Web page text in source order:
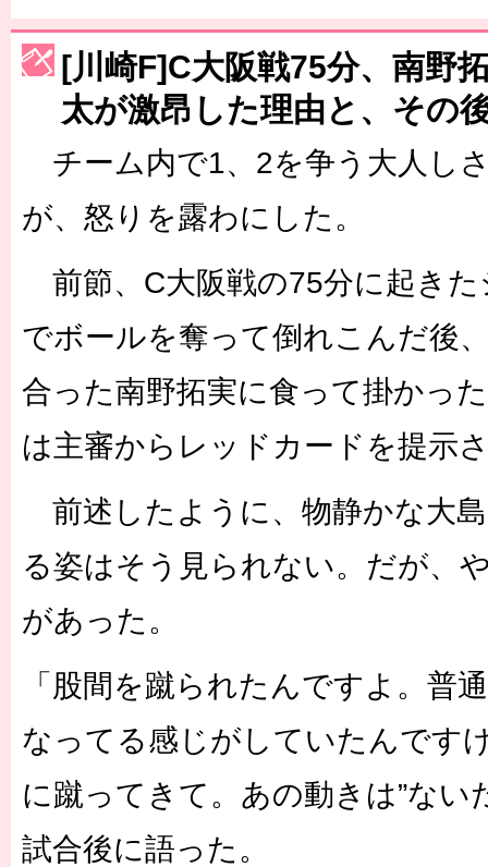
［3223号］一丸。日本出陣
［3222号］史上最大のW杯開幕 注目は「個」
長谷川 アーリアジャスールさんがシンポジウム「気候変動から命
[川崎F]C大阪戦75分、南野
太が激昂した理由と、その
チーム内で1、2を争う大人し
が、怒りを露わにした。
前節、C大阪戦の75分に起きた
でボールを奪って倒れこんだ後
合った南野拓実に食って掛かっ
は主審からレッドカードを提示
前述したように、物静かな大
る姿はそう見られない。だが、
があった。
「股間を蹴られたんですよ。普
なってる感じがしていたんです
に蹴ってきて。あの動きは”ない
試合後に語った。